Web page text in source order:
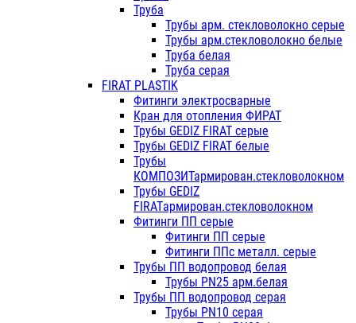
Труба
Трубы арм. стекловолокно серые
Трубы арм.стекловолокно белые
Труба белая
Труба серая
FIRAT PLASTIK
Фитинги электросварные
Кран для отопления ФИРАТ
Трубы GEDIZ FIRAT серые
Трубы GEDIZ FIRAT белые
Трубы
КОМПОЗИТармирован.стекловолокном
Трубы GEDIZ
FIRATармирован.стекловолокном
Фитинги ПП серые
Фитинги ПП серые
Фитинги ППс металл. серые
Трубы ПП водопровод белая
Трубы PN25 арм.белая
Трубы ПП водопровод серая
Трубы PN10 серая